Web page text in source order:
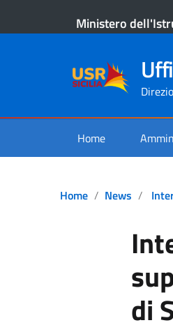
Ministero
Home
Home News
di